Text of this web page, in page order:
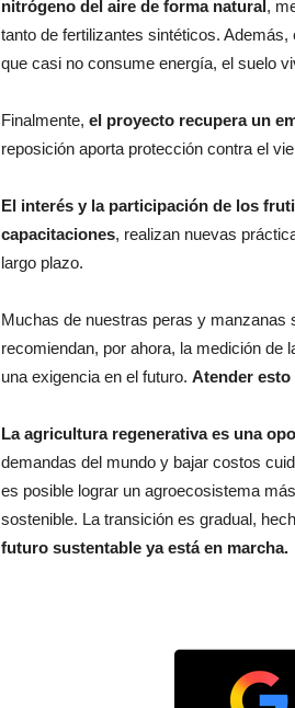
nitrógeno del aire de forma natural,
tanto de fertilizantes sintéticos.
que casi no consume energía, el suelo
Finalmente, el proyecto recupera un
reposición aporta protección contra el
El interés y la participación de los
capacitaciones, realizan nuevas
largo plazo.
Muchas de nuestras peras y manzanas
recomiendan, por ahora, la medición de
una exigencia en el futuro. Atender esto
La agricultura regenerativa es una
demandas del mundo y bajar costos
es posible lograr un agroecosistema
sostenible. La transición es gradual,
futuro sustentable ya está en marcha.